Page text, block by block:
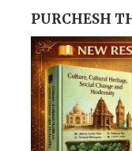
PURCHESH